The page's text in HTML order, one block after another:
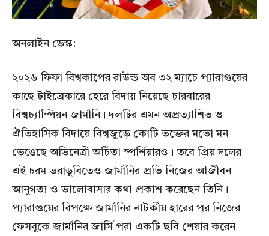
অনলাইন ডেস্ক:
২০২৬ ফিফা বিশ্বকাপের রাউন্ড অব ৩২ ম্যাচে প্যারাগুয়ের
কাছে টাইব্রেকারে হেরে বিদায় নিয়েছে চারবারের
বিশ্বচ্যাম্পিয়ন জার্মানি। দলটির এমন অপ্রত্যাশিত ও
ঐতিহাসিক বিদায়ে বিশ্বজুড়ে কোটি ভক্তের মতো মন
ভেঙেছে অভিনেত্রী অর্চিতা স্পর্শিয়ারও। তবে প্রিয় দলের
এই চরম ভরাডুবিতেও জার্মানির প্রতি নিজের আজীবন
আনুগত্য ও ভালোবাসার কথা প্রকাশ করেছেন তিনি।
প্যারাগুয়ের বিপক্ষে জার্মানির নাটকীয় হারের পর নিজের
ফেসবুকে জার্মানির জার্সি পরা একটি ছবি শেয়ার করেন